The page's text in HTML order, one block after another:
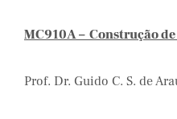
MC910A – Construção
Prof. Dr. Guido C. S. de